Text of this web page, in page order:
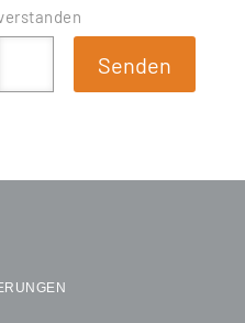
Senden